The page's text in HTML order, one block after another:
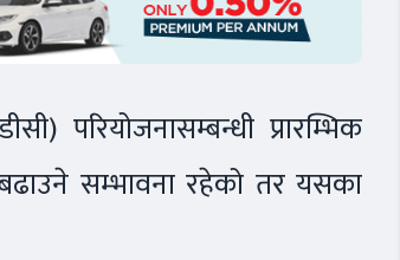
परियोजनासम्बन्धी प्रारम्भिक
सम्भावना रहेको तर यसका